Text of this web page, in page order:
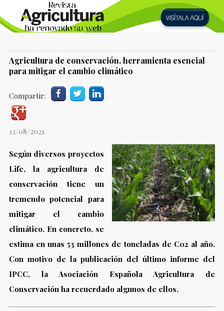
Agricultura de conservación, herramienta esencial
para mitigar el cambio climático
Compartir:
12/08/2021
Según diversos proyectos
Life, la agricultura de
conservación tiene un
tremendo potencial para
mitigar el cambio
climático. En concreto, se
estima en unas 53 millones de toneladas de C02 al año.
Con motivo de la publicación del último informe del
IPCC, la Asociación Española Agricultura de
Conservación ha recuerdado algunos de ellos.